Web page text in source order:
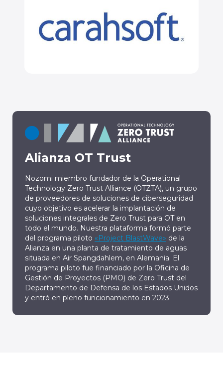
Alianza OT Trust
Nozomi miembro fundador de la Operational
Technology Zero Trust Alliance (OTZTA), un grupo
de proveedores de soluciones de ciberseguridad
cuyo objetivo es acelerar la implantación de
soluciones integrales de Zero Trust para OT en
todo el mundo. Nuestra plataforma formó parte
del programa piloto «Project BlastWave» de la
Alianza en una planta de tratamiento de aguas
situada en Air Spangdahlem, en Alemania. El
programa piloto fue financiado por la Oficina de
Gestión de Proyectos (PMO) de Zero Trust del
Departamento de Defensa de los Estados Unidos
y entró en pleno funcionamiento en 2023.